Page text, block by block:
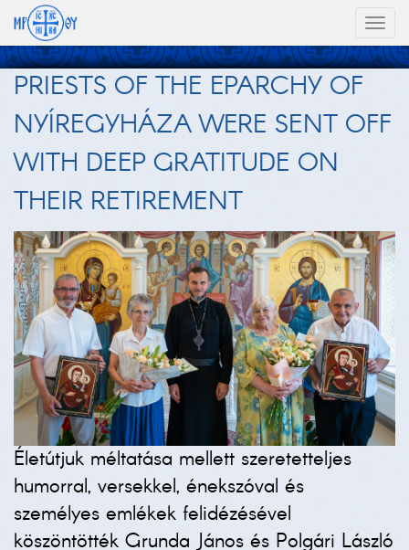
PRIESTS OF THE EPARCHY OF
NYÍREGYHÁZA WERE SENT OFF
WITH DEEP GRATITUDE ON
THEIR RETIREMENT
Életútjuk méltatása mellett szeretetteljes
humorral, versekkel, énekszóval és
személyes emlékek felidézésével
köszöntötték Grunda János és Polgári László